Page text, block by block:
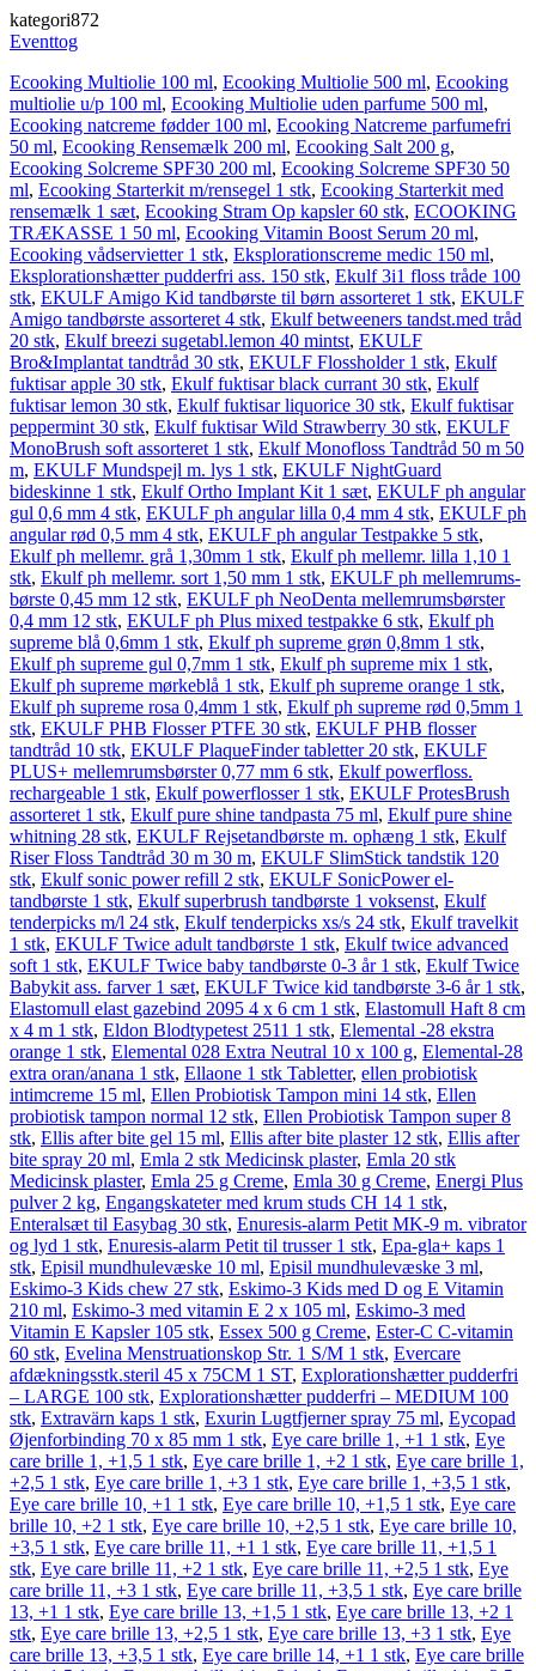
kategori872
Eventtog
Ecooking Multiolie 100 ml, Ecooking Multiolie 500 ml, Ecooking
multiolie u/p 100 ml, Ecooking Multiolie uden parfume 500 ml,
Ecooking natcreme fødder 100 ml, Ecooking Natcreme parfumefri
50 ml, Ecooking Rensemælk 200 ml, Ecooking Salt 200 g,
Ecooking Solcreme SPF30 200 ml, Ecooking Solcreme SPF30 50
ml, Ecooking Starterkit m/rensegel 1 stk, Ecooking Starterkit med
rensemælk 1 sæt, Ecooking Stram Op kapsler 60 stk, ECOOKING
TRÆKASSE 1 50 ml, Ecooking Vitamin Boost Serum 20 ml,
Ecooking våd­servietter 1 stk, Eksplorationscreme medic 150 ml,
Eksplorationshætter pudderfri ass. 150 stk, Ekulf 3i1 floss tråde 100
stk, EKULF Amigo Kid tandbørste til børn assorteret 1 stk, EKULF
Amigo tandbørste assorteret 4 stk, Ekulf betweeners tandst.med tråd
20 stk, Ekulf breezi sugetabl.lemon 40 mintst, EKULF
Bro&Implantat tandtråd 30 stk, EKULF Flossholder 1 stk, Ekulf
fuktisar apple 30 stk, Ekulf fuktisar black currant 30 stk, Ekulf
fuktisar lemon 30 stk, Ekulf fuktisar liquorice 30 stk, Ekulf fuktisar
peppermint 30 stk, Ekulf fuktisar Wild Strawberry 30 stk, EKULF
Mono­Brush soft assorteret 1 stk, Ekulf Mono­floss Tandtråd 50 m 50
m, EKULF Mundspejl m. lys 1 stk, EKULF NightGuard
bideskinne 1 stk, Ekulf Ortho Implant Kit 1 sæt, EKULF ph angular
gul 0,6 mm 4 stk, EKULF ph angular lilla 0,4 mm 4 stk, EKULF ph
angular rød 0,5 mm 4 stk, EKULF ph angular Testpakke 5 stk,
Ekulf ph mellemr. grå 1,30mm 1 stk, Ekulf ph mellemr. lilla 1,10 1
stk, Ekulf ph mellemr. sort 1,50 mm 1 stk, EKULF ph mellemrums­
børste 0,45 mm 12 stk, EKULF ph NeoDenta mellemrums­børster
0,4 mm 12 stk, EKULF ph Plus mixed testpakke 6 stk, Ekulf ph
supreme blå 0,6mm 1 stk, Ekulf ph supreme grøn 0,8mm 1 stk,
Ekulf ph supreme gul 0,7mm 1 stk, Ekulf ph supreme mix 1 stk,
Ekulf ph supreme mørkeblå 1 stk, Ekulf ph supreme orange 1 stk,
Ekulf ph supreme rosa 0,4mm 1 stk, Ekulf ph supreme rød 0,5mm 1
stk, EKULF PHB Flosser PTFE 30 stk, EKULF PHB flosser
tandtråd 10 stk, EKULF PlaqueFinder tabletter 20 stk, EKULF
PLUS+ mellemrums­børster 0,77 mm 6 stk, Ekulf powerfloss.
rechargeable 1 stk, Ekulf powerflosser 1 stk, EKULF ProtesBrush
assorteret 1 stk, Ekulf pure shine tandpasta 75 ml, Ekulf pure shine
whitning 28 stk, EKULF Rejsetandbørste m. ophæng 1 stk, Ekulf
Riser Floss Tandtråd 30 m 30 m, EKULF SlimStick tandstik 120
stk, Ekulf sonic power refill 2 stk, EKULF SonicPower el-
tandbørste 1 stk, Ekulf superbrush tandbørste 1 voksenst, Ekulf
tenderpicks m/l 24 stk, Ekulf tenderpicks xs/s 24 stk, Ekulf travelkit
1 stk, EKULF Twice adult tandbørste 1 stk, Ekulf twice advanced
soft 1 stk, EKULF Twice baby tandbørste 0-3 år 1 stk, Ekulf Twice
Babykit ass. farver 1 sæt, EKULF Twice kid tandbørste 3-6 år 1 stk,
Elastomull elast gazebind 2095 4 x 6 cm 1 stk, Elastomull Haft 8 cm
x 4 m 1 stk, Eldon Blodtypetest 2511 1 stk, Elemental -28 ekstra
orange 1 stk, Elemental 028 Extra Neutral 10 x 100 g, Elemental-28
extra oran/anana 1 stk, Ellaone 1 stk Tabletter, ellen probiotisk
intimcreme 15 ml, Ellen Probiotisk Tampon mini 14 stk, Ellen
probiotisk tampon normal 12 stk, Ellen Probiotisk Tampon super 8
stk, Ellis after bite gel 15 ml, Ellis after bite plaster 12 stk, Ellis after
bite spray 20 ml, Emla 2 stk Medicinsk plaster, Emla 20 stk
Medicinsk plaster, Emla 25 g Creme, Emla 30 g Creme, Energi Plus
pulver 2 kg, Engangskateter med krum studs CH 14 1 stk,
Enteralsæt til Easybag 30 stk, Enuresis-alarm Petit MK-9 m. vibrator
og lyd 1 stk, Enuresis-alarm Petit til trusser 1 stk, Epa-gla+ kaps 1
stk, Episil mundhulevæske 10 ml, Episil mundhulevæske 3 ml,
Eskimo-3 Kids chew 27 stk, Eskimo-3 Kids med D og E Vitamin
210 ml, Eskimo-3 med vitamin E 2 x 105 ml, Eskimo-3 med
Vitamin E Kapsler 105 stk, Essex 500 g Creme, Ester-C C-vitamin
60 stk, Evelina Menstruationskop Str. 1 S/M 1 stk, Evercare
afdækningsstk.steril 45 x 75CM 1 ST, Explorationshætter pudderfri
– LARGE 100 stk, Explorationshætter pudderfri – MEDIUM 100
stk, Extravärn kaps 1 stk, Exurin Lugtfjerner spray 75 ml, Eycopad
Øjenforbinding 70 x 85 mm 1 stk, Eye care brille 1, +1 1 stk, Eye
care brille 1, +1,5 1 stk, Eye care brille 1, +2 1 stk, Eye care brille 1,
+2,5 1 stk, Eye care brille 1, +3 1 stk, Eye care brille 1, +3,5 1 stk,
Eye care brille 10, +1 1 stk, Eye care brille 10, +1,5 1 stk, Eye care
brille 10, +2 1 stk, Eye care brille 10, +2,5 1 stk, Eye care brille 10,
+3,5 1 stk, Eye care brille 11, +1 1 stk, Eye care brille 11, +1,5 1
stk, Eye care brille 11, +2 1 stk, Eye care brille 11, +2,5 1 stk, Eye
care brille 11, +3 1 stk, Eye care brille 11, +3,5 1 stk, Eye care brille
13, +1 1 stk, Eye care brille 13, +1,5 1 stk, Eye care brille 13, +2 1
stk, Eye care brille 13, +2,5 1 stk, Eye care brille 13, +3 1 stk, Eye
care brille 13, +3,5 1 stk, Eye care brille 14, +1 1 stk, Eye care brille